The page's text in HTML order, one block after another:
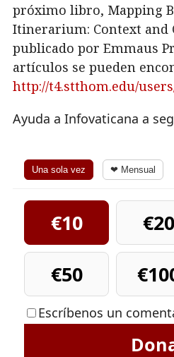
próximo libro, Mapping
Itinerarium: Context and
publicado por Emmaus
artículos se pueden
http://t4.stthom.edu/
Ayuda a Infovaticana a
Una sola vez ❤ Mensual
€10 €20
€50
Escríbenos un